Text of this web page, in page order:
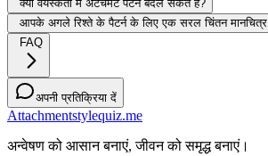
क्या वयस्कता में अटैचमेंट पैटर्न बदल सकते हैं?
आपके अगले रिश्ते के पैटर्न के लिए एक सरल चिंतन मानचित्र
FAQ
अपनी प्रतिक्रिया दें
Attachmentstylequiz.me
अन्वेषण को आसान बनाएं, जीवन को समृद्ध बनाएं।